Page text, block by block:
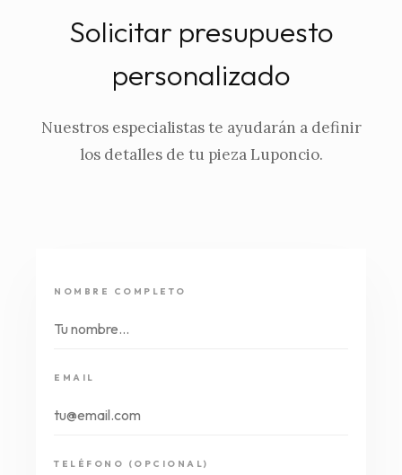
Solicitar presupuesto
personalizado
Nuestros especialistas te ayudarán a definir
los detalles de tu pieza Luponcio.
NOMBRE COMPLETO
EMAIL
TELÉFONO (OPCIONAL)